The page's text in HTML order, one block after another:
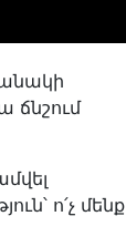
ճնշում
ո՛չ մենք